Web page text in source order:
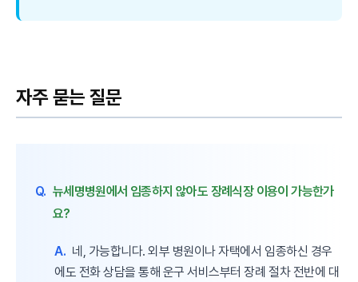
자주 묻는 질문
Q. 뉴세명병원에서 임종하지 않아도 장례식장 이용이 가능한가
요?
A. 네, 가능합니다. 외부 병원이나 자택에서 임종하신 경우
에도 전화 상담을 통해 운구 서비스부터 장례 절차 전반에 대